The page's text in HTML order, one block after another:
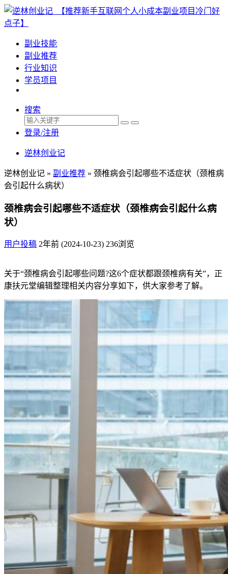
副业技能
副业推荐
行业知识
学员项目
搜索
登录/注册
逆林创业记
逆林创业记 » 副业推荐 » 颈椎病会引起哪些不适症状（颈椎病
会引起什么病状）
颈椎病会引起哪些不适症状（颈椎病会引起什么病
状）
用户投稿 2年前 (2024-10-23) 236浏览
关于“颈椎病会引起哪些问题?这6个症状都跟颈椎病有关”，正
康扶元堂编辑整理相关内容分享如下，供大家参考了解。